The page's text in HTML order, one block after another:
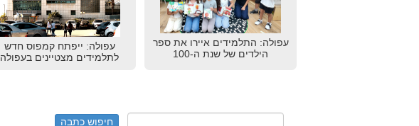
עפולה: התלמידים איירו את ספר
הילדים של שנת ה-100
עפולה: ייפתח קמפוס חדש
לתלמידים מצטיינים בעפולה